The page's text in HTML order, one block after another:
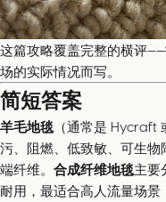
这篇攻略覆盖完整的横评
场的实际情况而写。
简短答案
羊毛地毯 （通常是 Hycraft
污、阻燃、低致敏、可生
端纤维。 合成纤维地毯主要
耐用，最适合高人流量场景